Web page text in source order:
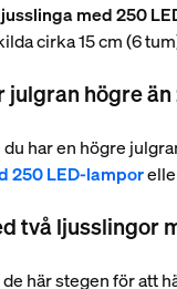
med 250
cirka 15 cm (6
julgran högre än
du har en högre
250 LED-lampor
två ljusslingor
de här stegen för att